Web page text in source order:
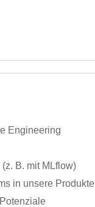
Engineering
B. mit MLflow)
in unsere Produkte